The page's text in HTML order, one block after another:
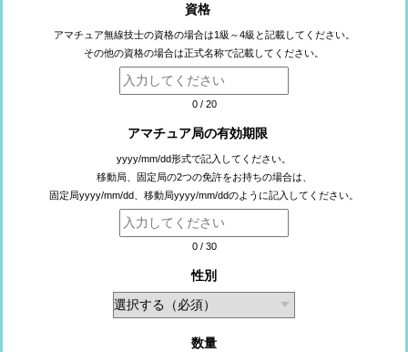
資格
アマチュア無線技士の資格の場合は1級～4級と記載してください。
その他の資格の場合は正式名称で記載してください。
0/ 20
アマチュア局の有効期限
yyyy/mm/dd形式で記入してください。
移動局、固定局の2つの免許をお持ちの場合は、
固定局yyyy/mm/dd、移動局yyyy/mm/ddのように記入してください。
0/ 30
性別
数量